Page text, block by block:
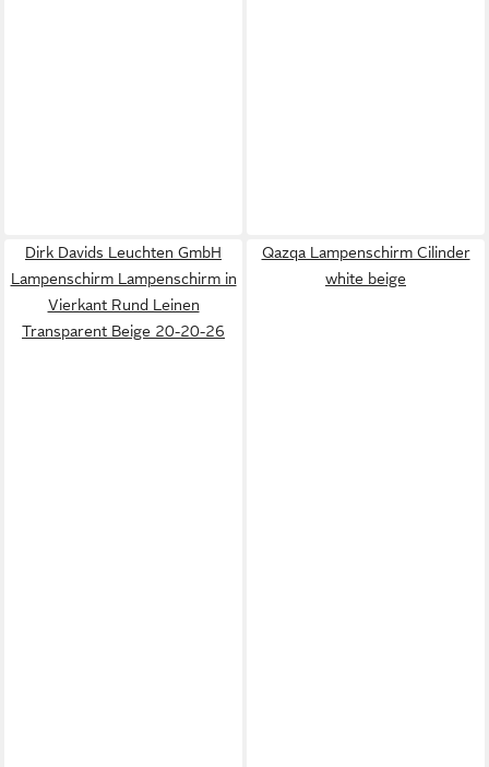
Dirk Davids Leuchten GmbH
Lampenschirm Lampenschirm in
Vierkant Rund Leinen
Transparent Beige 20-20-26
Qazqa Lampenschirm Cilinder
white beige